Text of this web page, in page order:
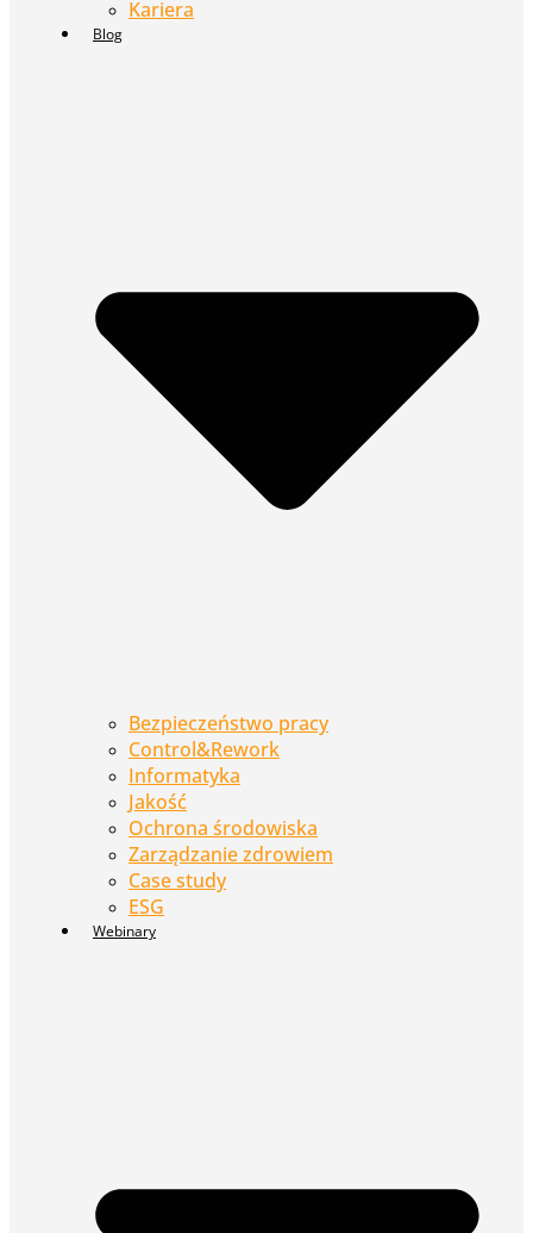
Kariera
Blog
Bezpieczeństwo pracy
Control&Rework
Informatyka
Jakość
Ochrona środowiska
Zarządzanie zdrowiem
Case study
ESG
Webinary